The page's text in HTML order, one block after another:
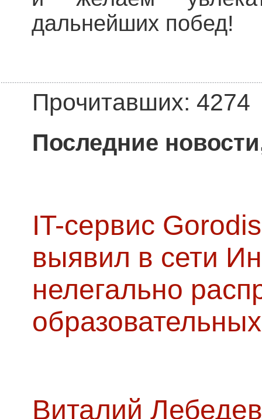
дальнейших побед!
Прочитавших: 4274
Последние
IT-сервис
выявил в сети
нелегально
Виталий